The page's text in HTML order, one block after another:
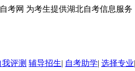
考网 为考生提供湖北自考信息服
我评测 辅导招生| 自考助学| 选择专业|